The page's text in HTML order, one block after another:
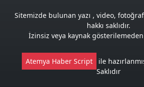
Sitemizde bulunan yazı , video,
hakkı saklıdır.
İzinsiz veya kaynak
Atemya Haber Script
ile
Saklıdır